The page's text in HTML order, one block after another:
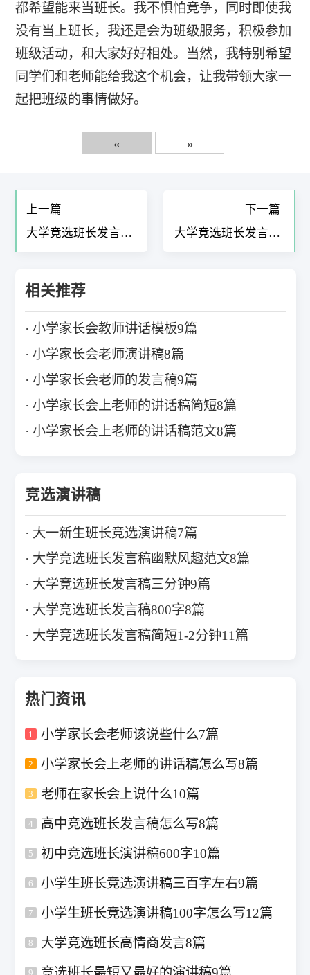
都希望能来当班长。我不惧怕竞争，同时即使我
没有当上班长，我还是会为班级服务，积极参加
班级活动，和大家好好相处。当然，我特别希望
同学们和老师能给我这个机会，让我带领大家一
起把班级的事情做好。
« »
上一篇
大学竞选班长发言稿
下一篇
大学竞选班长发言稿
相关推荐
小学家长会教师讲话模板9篇
小学家长会老师演讲稿8篇
小学家长会老师的发言稿9篇
小学家长会上老师的讲话稿简短8篇
小学家长会上老师的讲话稿范文8篇
竞选演讲稿
大一新生班长竞选演讲稿7篇
大学竞选班长发言稿幽默风趣范文8篇
大学竞选班长发言稿三分钟9篇
大学竞选班长发言稿800字8篇
大学竞选班长发言稿简短1-2分钟11篇
热门资讯
1 小学家长会老师该说些什么7篇
2 小学家长会上老师的讲话稿怎么写8篇
3 老师在家长会上说什么10篇
4 高中竞选班长发言稿怎么写8篇
5 初中竞选班长演讲稿600字10篇
6 小学生班长竞选演讲稿三百字左右9篇
7 小学生班长竞选演讲稿100字怎么写12篇
8 大学竞选班长高情商发言8篇
9